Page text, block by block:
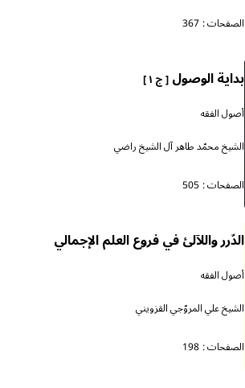
الصفحات : 367
بداية الوصول[ ج ١ ]
أصول الفقه
الشيخ محمّد طاهر آل الشيخ راضي
الصفحات : 505
الدّرر واللآلئ في فروع العلم الإجمالي
أصول الفقه
الشيخ علي المروّجي القزويني
الصفحات : 198